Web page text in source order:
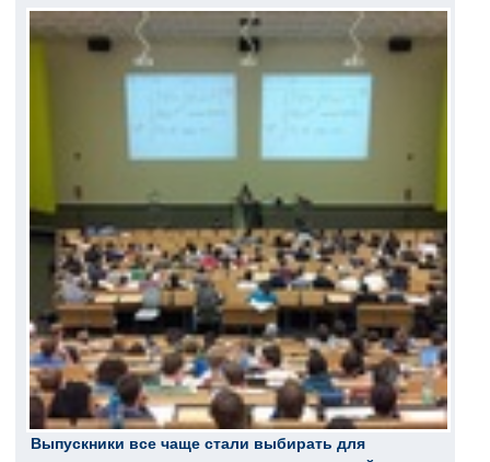
Выпускники все чаще стали выбирать для